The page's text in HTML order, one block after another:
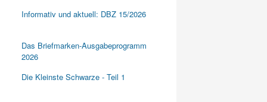
Informativ und aktuell: DBZ 15/2026
Das Briefmarken-Ausgabeprogramm
2026
Die Kleinste Schwarze - Teil 1